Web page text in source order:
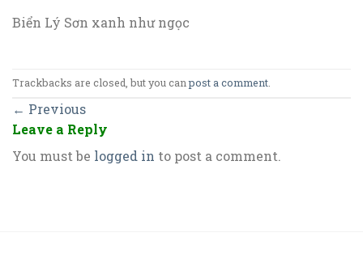
Biển Lý Sơn xanh như ngọc
Trackbacks are closed, but you canpost a comment
← Previous
Leave a Reply
You must be logged in to post a comment.